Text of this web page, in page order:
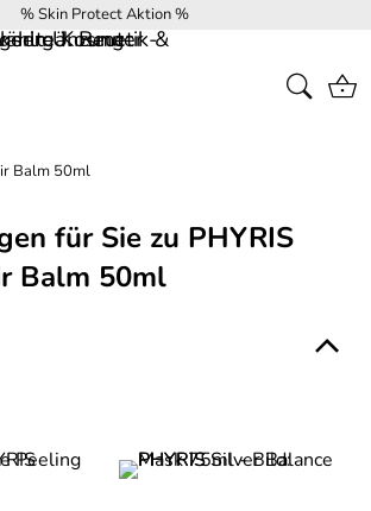
% Skin Protect Aktion %
Balm 50ml
für Sie zu PHYRIS
Balm 50ml